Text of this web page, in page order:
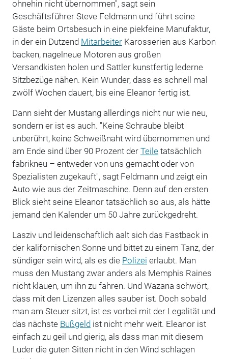
ohnehin nicht übernommen", sagt sein
Geschäftsführer Steve Feldmann und führt seine
Gäste beim Ortsbesuch in eine piekfeine Manufaktur,
in der ein Dutzend MitarbeiterKarosserien aus Karbon
backen, nagelneue Motoren aus großen
Versandkisten holen und Sattler kunstfertig lederne
Sitzbezüge nähen. Kein Wunder, dass es schnell mal
zwölf Wochen dauert, bis eine Eleanor fertig ist.
Dann sieht der Mustang allerdings nicht nur wie neu,
sondern er ist es auch. "Keine Schraube bleibt
unberührt, keine Schweißnaht wird übernommen und
am Ende sind über 90 Prozent der Teiletatsächlich
fabrikneu – entweder von uns gemacht oder von
Spezialisten zugekauft", sagt Feldmann und zeigt ein
Auto wie aus der Zeitmaschine. Denn auf den ersten
Blick sieht seine Eleanor tatsächlich so aus, als hätte
jemand den Kalender um 50 Jahre zurückgedreht.
Lasziv und leidenschaftlich aalt sich das Fastback in
der kalifornischen Sonne und bittet zu einem Tanz, der
sündiger sein wird, als es die Polizei erlaubt. Man
muss den Mustang zwar anders als Memphis Raines
nicht klauen, um ihn zu fahren. Und Wazana schwört,
dass mit den Lizenzen alles sauber ist. Doch sobald
man am Steuer sitzt, ist es vorbei mit der Legalität und
das nächste Bußgeldist nicht mehr weit. Eleanor ist
einfach zu geil und gierig, als dass man mit diesem
Luder die guten Sitten nicht in den Wind schlagen